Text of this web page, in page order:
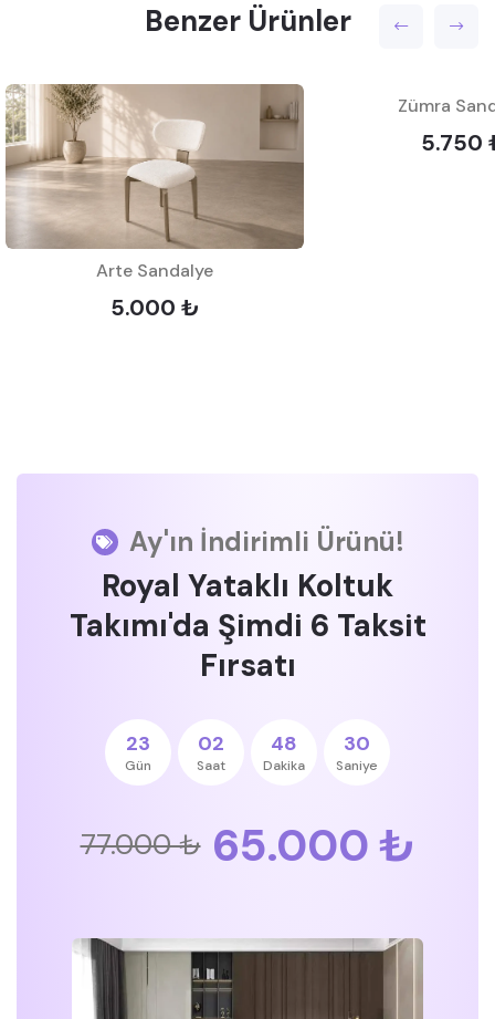
Benzer Ürünler
Arte Sandalye
5.000 ₺
Zümra
5.750
Ay'ın İndirimli Ürünü!
Royal Yataklı Koltuk
Takımı'da Şimdi 6 Taksit
Fırsatı
23
Gün
02
Saat
48
Dakika
30
Saniye
77.000 ₺ 65.000 ₺